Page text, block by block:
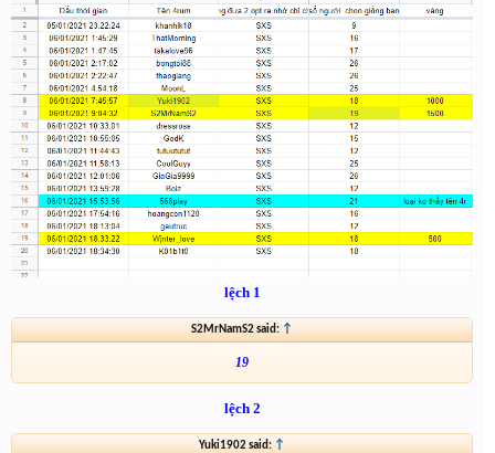
lệch 1
S2MrNamS2 said: ↑
19
lệch 2
Yuki1902 said: ↑